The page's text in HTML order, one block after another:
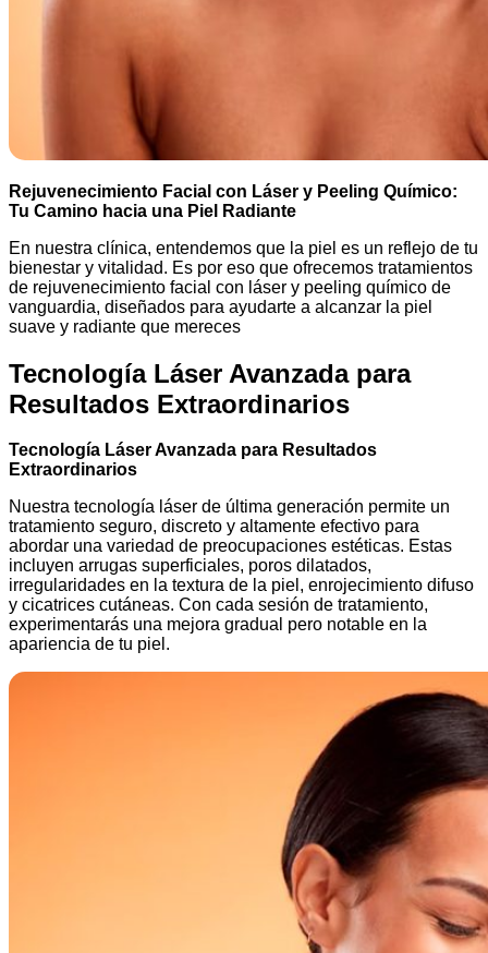
Rejuvenecimiento Facial con Láser y Peeling Químico:
Tu Camino hacia una Piel Radiante
En nuestra clínica, entendemos que la piel es un reflejo de tu
bienestar y vitalidad. Es por eso que ofrecemos tratamientos
de rejuvenecimiento facial con láser y peeling químico de
vanguardia, diseñados para ayudarte a alcanzar la piel
suave y radiante que mereces
Tecnología Láser Avanzada para
Resultados Extraordinarios
Tecnología Láser Avanzada para Resultados
Extraordinarios
Nuestra tecnología láser de última generación permite un
tratamiento seguro, discreto y altamente efectivo para
abordar una variedad de preocupaciones estéticas. Estas
incluyen arrugas superficiales, poros dilatados,
irregularidades en la textura de la piel, enrojecimiento difuso
y cicatrices cutáneas. Con cada sesión de tratamiento,
experimentarás una mejora gradual pero notable en la
apariencia de tu piel.